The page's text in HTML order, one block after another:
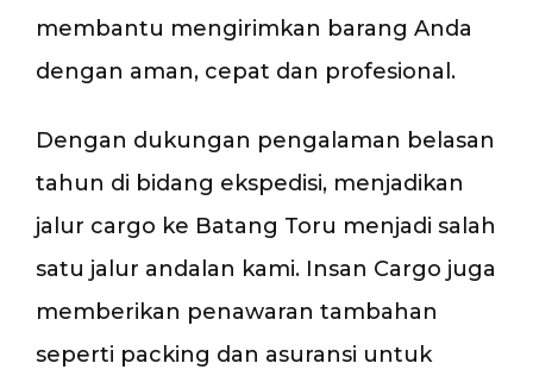
membantu mengirimkan barang Anda
dengan aman, cepat dan profesional.
Dengan dukungan pengalaman belasan
tahun di bidang ekspedisi, menjadikan
jalur cargo ke Batang Toru menjadi salah
satu jalur andalan kami. Insan Cargo juga
memberikan penawaran tambahan
seperti packing dan asuransi untuk